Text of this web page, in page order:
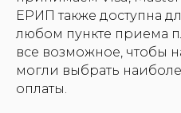
ЕРИП также доступна
любом пункте приема
все возможное, чтобы
могли выбрать
оплаты.